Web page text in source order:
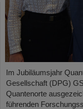
Im Jubiläumsjahr
Gesellschaft (DPG)
Quantenorte
führenden